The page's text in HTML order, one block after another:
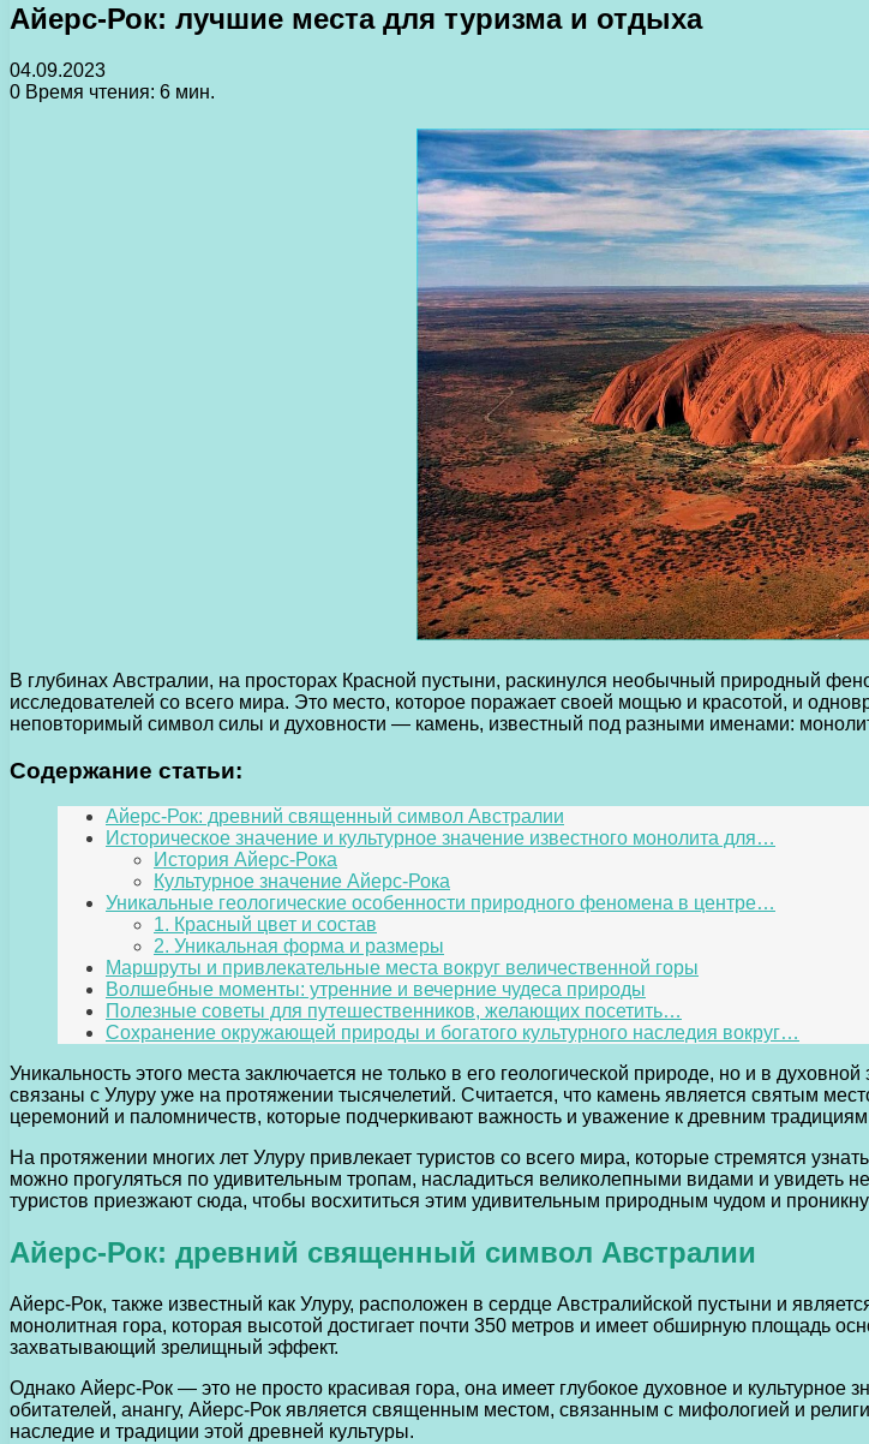
Айерс-Рок: лучшие места для туризма и отдыха
04.09.2023
0 Время чтения: 6 мин.
В глубинах Австралии, на просторах Красной пустыни, раскинулся необычный природный
исследователей со всего мира. Это место, которое поражает своей мощью и красотой, и
неповторимый символ силы и духовности — камень, известный под разными именами:
Содержание статьи:
Айерс-Рок: древний священный символ Австралии
Историческое значение и культурное значение известного монолита для…
История Айерс-Рока
Культурное значение Айерс-Рока
Уникальные геологические особенности природного феномена в центре…
1. Красный цвет и состав
2. Уникальная форма и размеры
Маршруты и привлекательные места вокруг величественной горы
Волшебные моменты: утренние и вечерние чудеса природы
Полезные советы для путешественников, желающих посетить…
Сохранение окружающей природы и богатого культурного наследия вокруг…
Уникальность этого места заключается не только в его геологической природе, но и в
связаны с Улуру уже на протяжении тысячелетий. Считается, что камень является святым
церемоний и паломничеств, которые подчеркивают важность и уважение к древним
На протяжении многих лет Улуру привлекает туристов со всего мира, которые стремятся
можно прогуляться по удивительным тропам, насладиться великолепными видами и увидеть
туристов приезжают сюда, чтобы восхититься этим удивительным природным чудом и
Айерс-Рок: древний священный символ Австралии
Айерс-Рок, также известный как Улуру, расположен в сердце Австралийской пустыни и
монолитная гора, которая высотой достигает почти 350 метров и имеет обширную площадь
захватывающий зрелищный эффект.
Однако Айерс-Рок — это не просто красивая гора, она имеет глубокое духовное и
обитателей, анангу, Айерс-Рок является священным местом, связанным с мифологией и
наследие и традиции этой древней культуры.